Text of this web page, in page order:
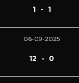
1 - 1
06-09-2025
12 - 0